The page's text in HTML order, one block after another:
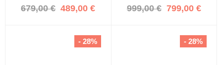
679,00 € 489,00 € 999,00 € 799,00 €
- 28% - 28%